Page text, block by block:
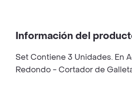
Información del
Set Contiene 3 Unidades. En
Redondo - Cortador de